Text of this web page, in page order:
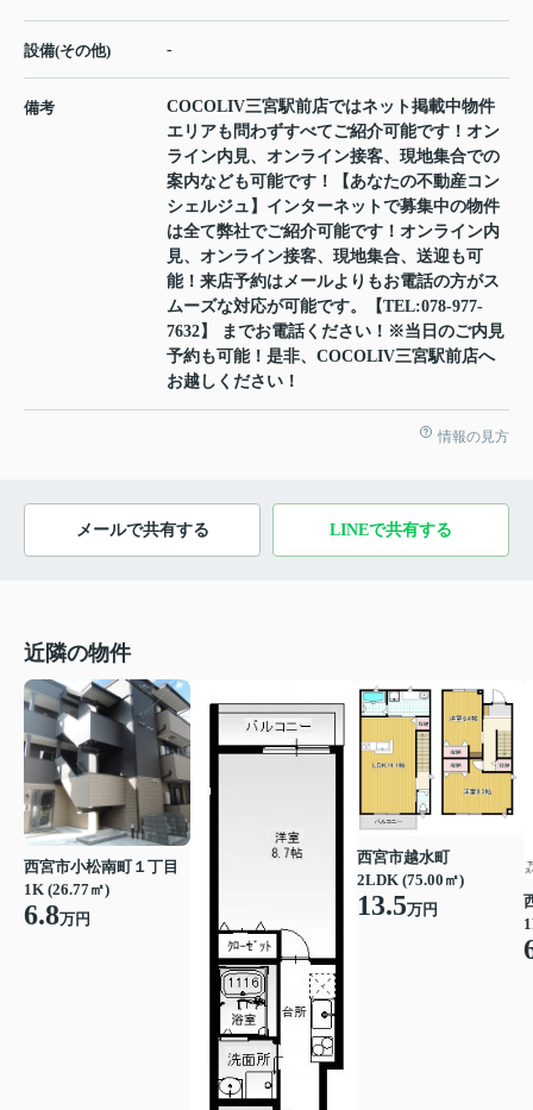
設備(その他) -
備考
COCOLIV三宮駅前店ではネット掲載中物件
エリアも問わずすべてご紹介可能です！オン
ライン内見、オンライン接客、現地集合での
案内なども可能です！【あなたの不動産コン
シェルジュ】インターネットで募集中の物件
は全て弊社でご紹介可能です！オンライン内
見、オンライン接客、現地集合、送迎も可
能！来店予約はメールよりもお電話の方がス
ムーズな対応が可能です。【TEL:078-977-
7632】 までお電話ください！※当日のご内見
予約も可能！是非、COCOLIV三宮駅前店へ
お越しください！
情報の見方
メールで共有する LINEで共有する
近隣の物件
西宮市小松南町１丁目
1K (26.77㎡)
6.8万円
西宮市越水町
2LDK (75.00㎡)
13.5万円